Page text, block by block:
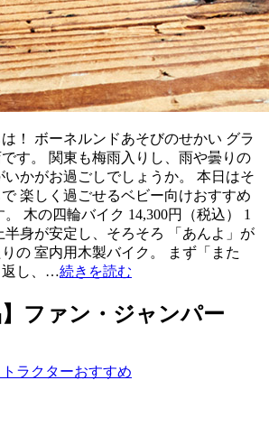
！ ボーネルンドあそびのせかい グラ
す。 関東も梅雨入りし、雨や曇りの
いかがお過ごしでしょうか。 本日はそ
楽しく過ごせるベビー向けおすすめ
木の四輪バイク 14,300円（税込） 1
半身が安定し、そろそろ 「あんよ」が
の 室内用木製バイク。 まず「また
返し、…続きを読む
】ファン・ジャンパー
ラクターおすすめ